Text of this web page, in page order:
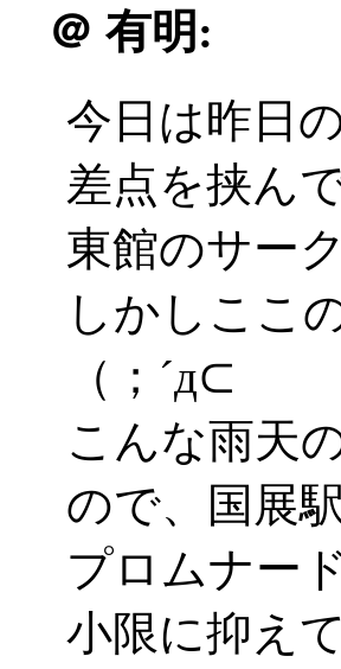
＠ 有明:
今日は昨日
差点を挟ん
東館のサー
しかしここ
（；´д⊂
こんな雨天
ので、国展
プロムナー
小限に抑え